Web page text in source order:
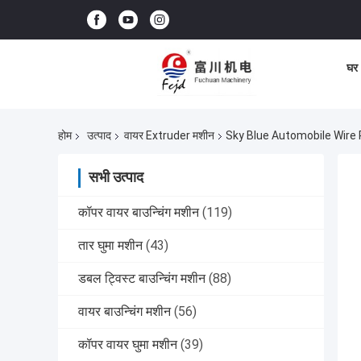
घर
होम उत्पाद वायर Extruder मशीन Sky Blue Automobile
सभी उत्पाद
कॉपर वायर बाउन्चिंग मशीन (119)
तार घुमा मशीन (43)
डबल ट्विस्ट बाउन्चिंग मशीन (88)
वायर बाउन्चिंग मशीन (56)
कॉपर वायर घुमा मशीन (39)